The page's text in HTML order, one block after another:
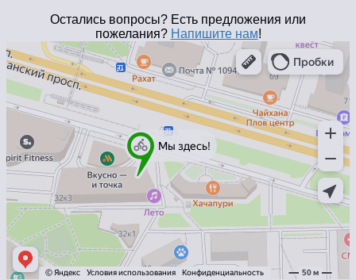
Остались вопросы? Есть предложения или
пожелания? Напишите нам!